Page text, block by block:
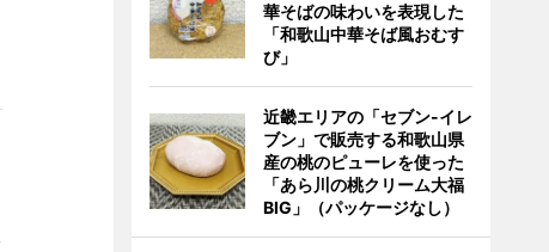
華そばの味わいを表現した
「和歌山中華そば風おむす
び」
近畿エリアの「セブン-イレ
ブン」で販売する和歌山県
産の桃のピューレを使った
「あら川の桃クリーム大福
BIG」（パッケージなし）